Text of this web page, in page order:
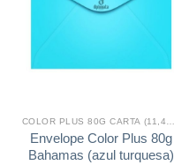
Envelope Color Plus 80g
Bahamas (azul turquesa)